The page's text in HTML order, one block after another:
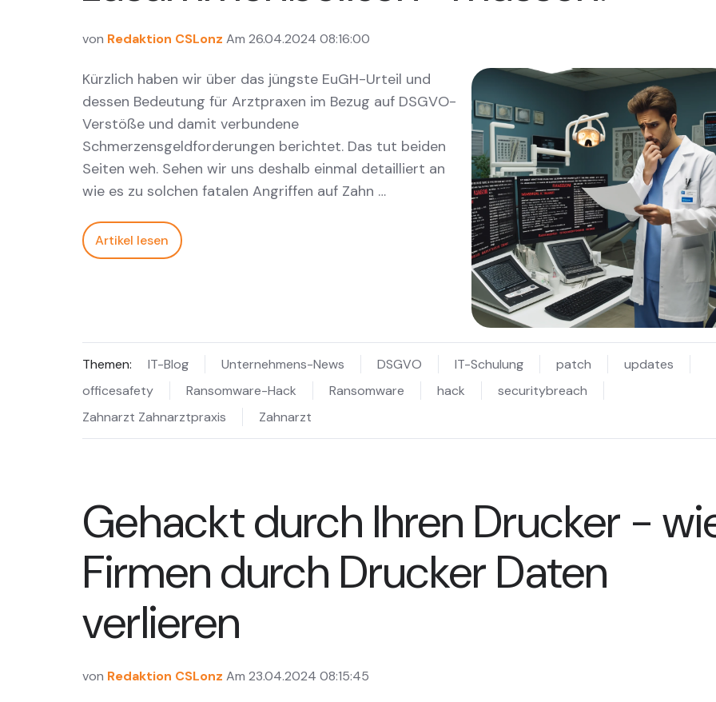
von Redaktion CSLonz Am 26.04.2024 08:16:00
Kürzlich haben wir über das jüngste EuGH-Urteil und
dessen Bedeutung für Arztpraxen im Bezug auf DSGVO-
Verstöße und damit verbundene
Schmerzensgeldforderungen berichtet. Das tut beiden
Seiten weh. Sehen wir uns deshalb einmal detailliert an
wie es zu solchen fatalen Angriffen auf Zahn …
Artikel lesen
Themen: IT-Blog Unternehmens-News DSGVO IT-Schulung patch
updates
officesafety
Ransomware-Hack Ransomware hack
securitybreach
Zahnarzt Zahnarztpraxis
Zahnarzt
Gehackt durch Ihren Drucker -
Firmen durch Drucker Daten
verlieren
von Redaktion CSLonz Am 23.04.2024 08:15:45